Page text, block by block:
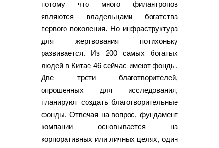
потому что много филантропов
являются владельцами богатства
первого поколения. Но инфраструктура
для жертвования потихоньку
развивается. Из 200 самых богатых
людей в Китае 46 сейчас имеют фонды.
Две трети благотворителей,
опрошенных для исследования,
планируют создать благотворительные
фонды. Отвечая на вопрос, фундамент
компании основывается на
корпоративных или личных целях, один